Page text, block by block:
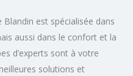
Blandin est spécialisée dans
aussi dans le confort et la
d’experts sont à votre
solutions et